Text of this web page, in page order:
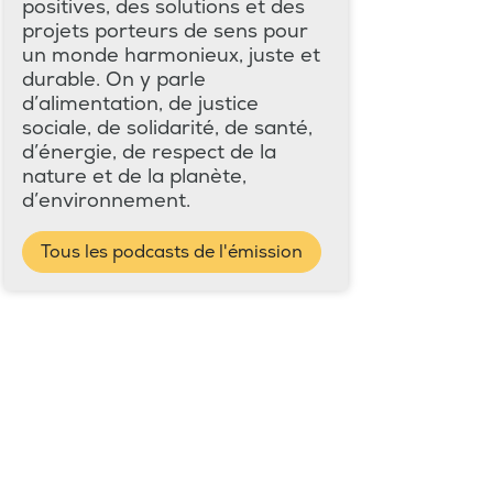
positives, des solutions et des
projets porteurs de sens pour
un monde harmonieux, juste et
durable. On y parle
d’alimentation, de justice
sociale, de solidarité, de santé,
d’énergie, de respect de la
nature et de la planète,
d’environnement.
Tous les podcasts de l'émission